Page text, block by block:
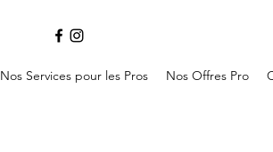
Nos Services pour les Pros Nos Offres Pro